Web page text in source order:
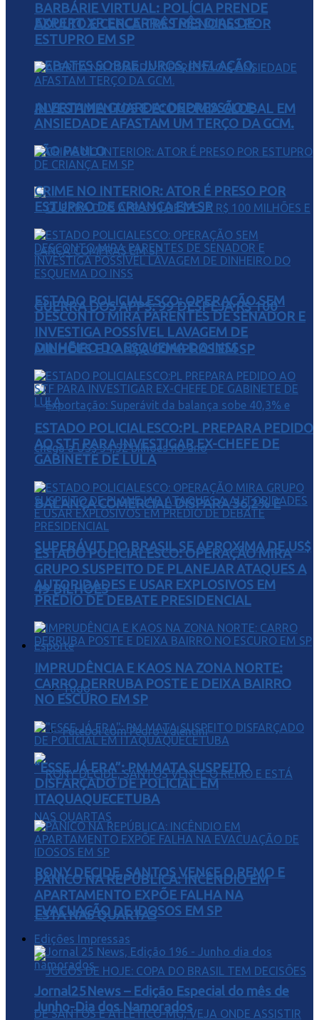
EXPERT XP ENCERRA TRÊS DIAS DE
DEBATES SOBRE JUROS, INFLAÇÃO,
INVESTIMENTOS E ECONOMIA GLOBAL EM
SÃO PAULO
GUERRA DOS APPS: 99 DESPEJA R$ 100
MILHÕES E LANÇA COMPRAS EM SP
BALANÇA COMERCIAL DISPARA 36,2% E
SUPERÁVIT DO BRASIL SE APROXIMA DE US$
49 BILHÕES
Esporte
Tudo
Futebol com Pedro Valentini
RONY DECIDE, SANTOS VENCE O REMO E
ESTÁ NAS QUARTAS
BARBÁRIE VIRTUAL: POLÍCIA PRENDE
ADULTO E CERCA TRÊS MENORES POR
ESTUPRO EM SP
ALERTA NA GUARDA: DEPRESSÃO E
ANSIEDADE AFASTAM UM TERÇO DA GCM.
CRIME NO INTERIOR: ATOR É PRESO POR
ESTUPRO DE CRIANÇA EM SP
ESTADO POLICIALESCO: OPERAÇÃO SEM
DESCONTO MIRA PARENTES DE SENADOR E
INVESTIGA POSSÍVEL LAVAGEM DE
DINHEIRO DO ESQUEMA DO INSS
ESTADO POLICIALESCO:PL PREPARA PEDIDO
AO STF PARA INVESTIGAR EX-CHEFE DE
GABINETE DE LULA
ESTADO POLICIALESCO: OPERAÇÃO MIRA
GRUPO SUSPEITO DE PLANEJAR ATAQUES A
AUTORIDADES E USAR EXPLOSIVOS EM
PRÉDIO DE DEBATE PRESIDENCIAL
IMPRUDÊNCIA E KAOS NA ZONA NORTE:
CARRO DERRUBA POSTE E DEIXA BAIRRO
NO ESCURO EM SP
“ESSE JÁ ERA”: PM MATA SUSPEITO
DISFARÇADO DE POLICIAL EM
ITAQUAQUECETUBA
PÂNICO NA REPÚBLICA: INCÊNDIO EM
APARTAMENTO EXPÕE FALHA NA
EVACUAÇÃO DE IDOSOS EM SP
Edições Impressas
Jornal25News – Edição Especial do mês de
Junho-Dia dos Namorados